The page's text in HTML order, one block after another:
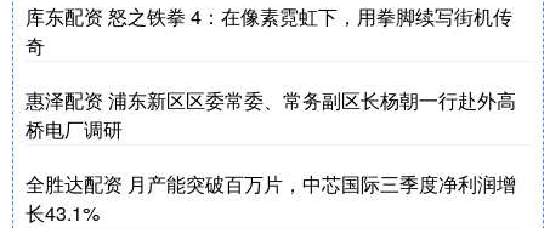
库东配资 怒之铁拳 4：在像素霓虹下，用拳脚续写街机传
奇
惠泽配资 浦东新区区委常委、常务副区长杨朝一行赴外高
桥电厂调研
全胜达配资 月产能突破百万片，中芯国际三季度净利润增
长43.1%